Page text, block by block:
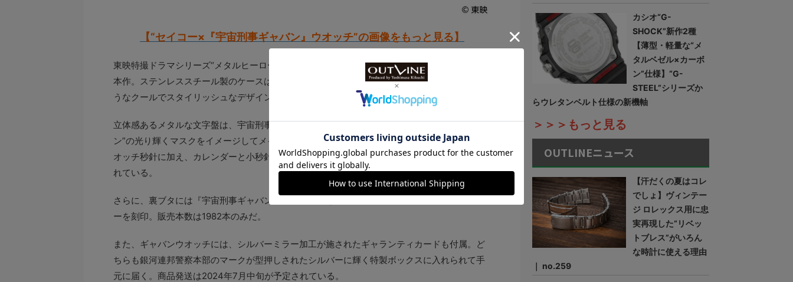
【“セイコー×『宇宙刑事ギャバン』ウオッチ”の画像をもっと見る】
東映特撮ドラマシリーズ“メタルヒーローシリーズ”の輝かしき40周年の限定記念モデルである
本作。ステンレススチール製のケースは、戦闘力と捜査力をアップするコンバットスーツのよ
うなクールでスタイリッシュなデザインが採用されており、ファンにとって心躍る外観だ。
立体感あるメタルな文字盤は、宇宙刑事シリーズのなかでも屈指の人気を誇る“宇宙刑事ギャバ
ン”の光り輝くマスクをイメージしてメイクされ、24時計、ストップウオッチ分針、ストップウ
オッチ秒針に加え、カレンダーと小秒針まで搭載。機能満載のクロノグラフモデルに仕上げら
れている。
さらに、裏ブタには『宇宙刑事ギャバン』のロゴとともに、世界に一つのエディションナンバ
ーを刻印。販売本数は1982本のみだ。
また、ギャバンウオッチには、シルバーミラー加工が施されたギャランティカードも付属。ど
ちらも銀河連邦警察本部のマークが型押しされたシルバーに輝く特製ボックスに入れられて手
元に届く。商品発送は2024年7月中旬が予定されている。
カシオ“G-
SHOCK”新作2種
【薄型・軽量な“メ
タルベゼル×カーボ
ン”仕様】“G-
STEEL”シリーズか
らウレタンベルト仕様の新機軸
＞＞＞もっと見る
OUTLINEニュース
【汗だくの夏はコレ
でしょ】ヴィンテー
ジ ロレックス用に忠
実再現した“リベッ
トブレス”がいろん
な時計に使える理由
｜ no.259